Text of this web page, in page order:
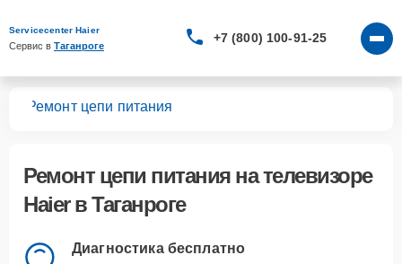
Servicecenter Haier
Сервис в Таганроге
+7 (800) 100-91-25
Ремонт цепи питания
Ремонт цепи питанияна телевизоре
Haier в Таганроге
Диагностика бесплатно